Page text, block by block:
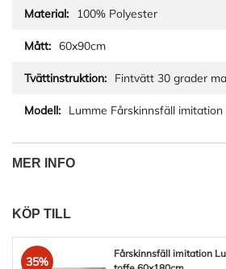
100% Polyester
60x90cm
Fintvätt 30 grader
Lumme Fårskinnsfäll imitation
MER INFO
KÖP TILL
35%
Fårskinnsfäll imitation